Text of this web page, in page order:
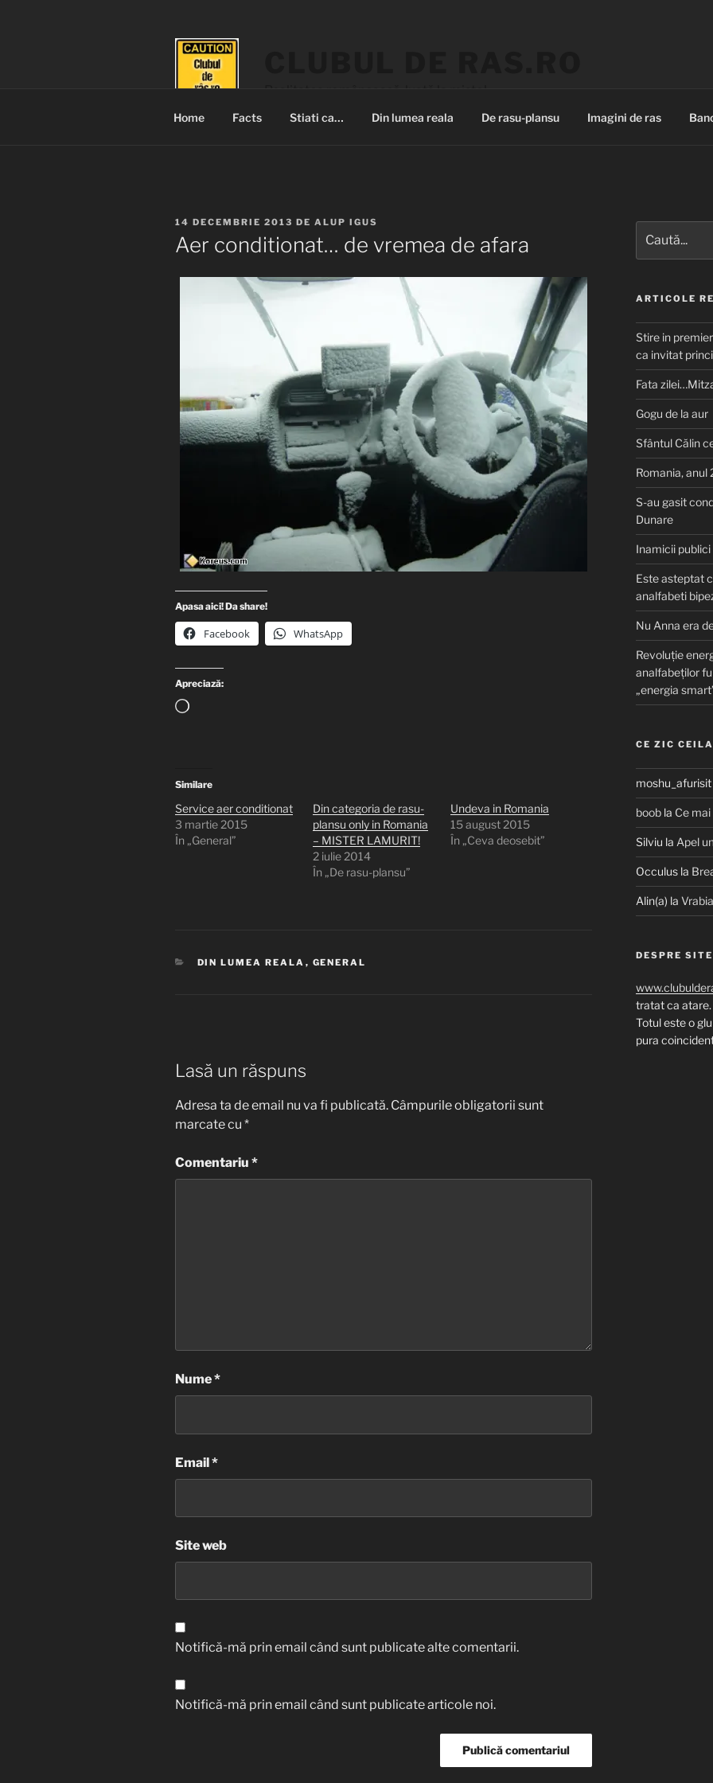
Realitatea românească, luată la mișto!
Home Facts Stiati ca… Din lumea reala De rasu-plansu Imagini de ras
PUBLICAT
PE
14 DECEMBRIE 2013 DE ALUP IGUS
Aer conditionat… de vremea de afara
Apasa aici! Da share!
Facebook WhatsApp
Apreciază:
Încarc...
Similare
Service aer conditionat
3 martie 2015
În „General”
Din categoria de rasu-
plansu only in Romania
– MISTER LAMURIT!
2 iulie 2014
În „De rasu-plansu”
Undeva in Romania
15 august 2015
În „Ceva deosebit”
CATEGORII
DIN LUMEA REALA , GENERAL
Lasă un răspuns
Adresa ta de email nu va fi publicată. Câmpurile obligatorii sunt
marcate cu *
Comentariu *
Nume*
Email*
Site web
Notifică-mă prin email când sunt publicate alte comentarii.
Notifică-mă prin email când sunt publicate articole noi.
după:
ARTICOLE
Stire in
ca invitat
Fata
Gogu de la aur
Sfântul Călin
Romania, anul
S-au gasit
Dunare
Inamicii
Este asteptat
analfabeti
Nu Anna era
Revoluție
analfabeților
„energia
CE ZIC
moshu_afurisit
boobla Ce
Silviu la Apel
Occulusla
Alin(a) la
DESPRE
tratat ca atare.
Totul este o
pura